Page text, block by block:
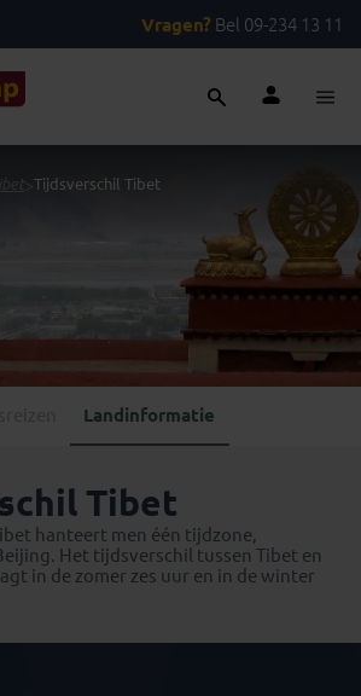
Vragen? Bel 09-234 13 11
>Tijdsverschil Tibet
Landinformatie
Tibet
hanteert men één tijdzone,
Het tijdsverschil tussen Tibet en
in de zomer zes uur en in de winter